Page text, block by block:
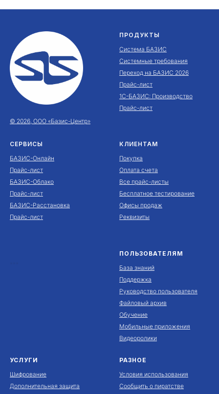
© 2026, ООО «Базис-Центр»
ПРОДУКТЫ
Система БАЗИС
Системные требования
Переход на БАЗИС 2026
Прайс-лист
1С-БАЗИС: Производство
Прайс-лист
СЕРВИСЫ
БАЗИС-Онлайн
Прайс-лист
БАЗИС-Облако
Прайс-лист
БАЗИС-Расстановка
Прайс-лист
КЛИЕНТАМ
Покупка
Оплата счета
Все прайс-листы
Бесплатное тестирование
Офисы продаж
Реквизиты
ПОЛЬЗОВАТЕЛЯМ
База знаний
Поддержка
Руководство пользователя
Файловый архив
Обучение
Мобильные приложения
Видеоролики
УСЛУГИ
Шифрование
Дополнительная защита
РАЗНОЕ
Условия использования
Сообщить о пиратстве